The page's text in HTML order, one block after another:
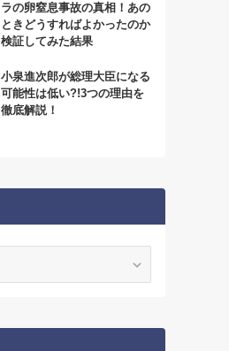
ラの卵窒息事故の真相！あの
ときどうすればよかったのか
検証してみた結果
小泉進次郎が総理大臣になる
可能性は低い?!3つの理由を
徹底解説！